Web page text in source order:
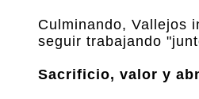
Culminando, Vallejos
seguir trabajando
Sacrificio, valor y